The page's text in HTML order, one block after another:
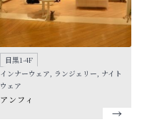
目黒1-4F
インナーウェア, ランジェリー, ナイト
ウェア
アンフィ